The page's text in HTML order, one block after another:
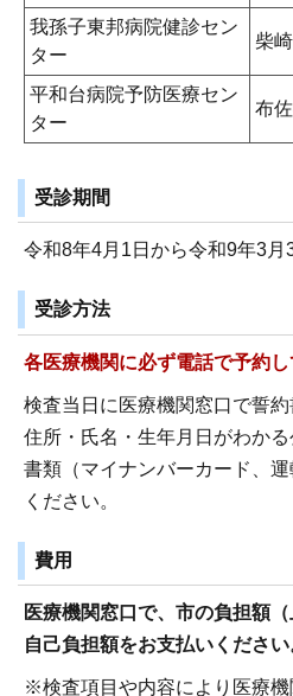
我孫子東邦病院健診セン
ター
柴
平和台病院予防医療セン
ター
布
受診期間
令和8年4月1日から令和9年3月
受診方法
各医療機関に必ず電話で予約し
検査当日に医療機関窓口で誓約
住所・氏名・生年月日がわか
書類（マイナンバーカード、
ください。
費用
医療機関窓口で、市の負担額
自己負担額をお支払いください
※検査項目や内容により医療機